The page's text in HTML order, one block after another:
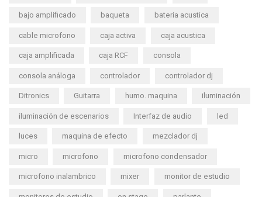
bajo amplificado baqueta bateria acustica
cable microfono caja activa caja acustica
caja amplificada caja RCF consola
consola análoga controlador controlador dj
Ditronics Guitarra humo. maquina iluminación
iluminación de escenarios Interfaz de audio led
luces maquina de efecto mezclador dj
micro microfono microfono condensador
microfono inalambrico mixer monitor de estudio